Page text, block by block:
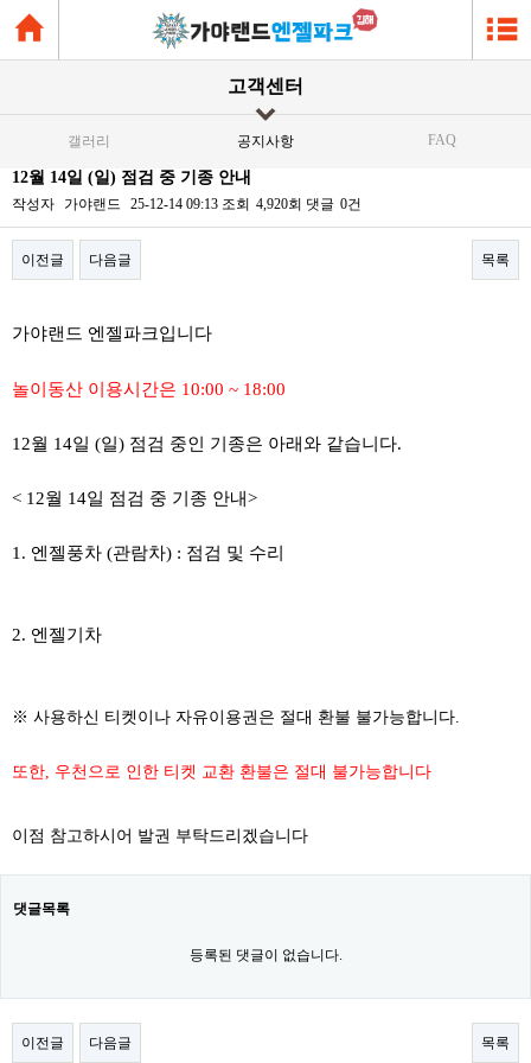
고객센터
갤러리 공지사항 FAQ
12월 14일 (일) 점검 중 기종 안내
작성자 가야랜드 25-12-14 09:13 조회 4,920회 댓글 0건
이전글 다음글 목록
가야랜드 엔젤파크입니다
놀이동산 이용시간은 10:00 ~ 18:00
12월 14일 (일) 점검 중인 기종은 아래와 같습니다.
< 12월 14일 점검 중 기종 안내>
1. 엔젤풍차 (관람차) : 점검 및 수리
2. 엔젤기차
※ 사용하신 티켓이나 자유이용권은 절대 환불 불가능합니다.
또한, 우천으로 인한 티켓 교환 환불은 절대 불가능합니다
이점 참고하시어 발권 부탁드리겠습니다
댓글목록
등록된 댓글이 없습니다.
이전글 다음글 목록